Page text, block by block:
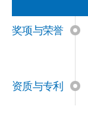
奖项与荣誉
资质与专利